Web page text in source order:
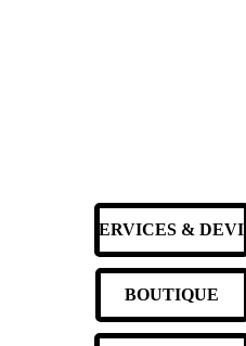
SERVICES & DEVIS
BOUTIQUE